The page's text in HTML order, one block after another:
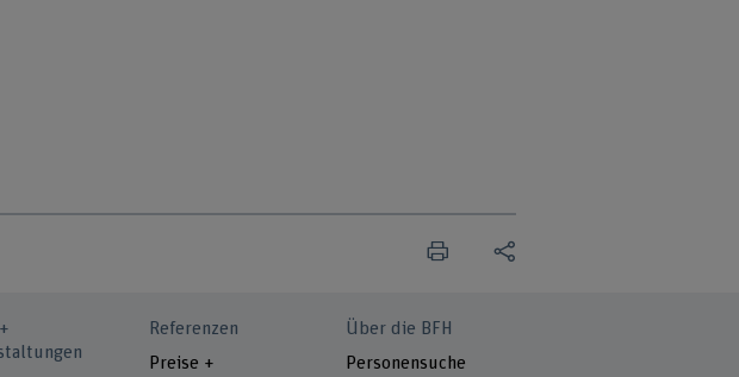
Referenzen
Preise +
Über die BFH
Personensuche